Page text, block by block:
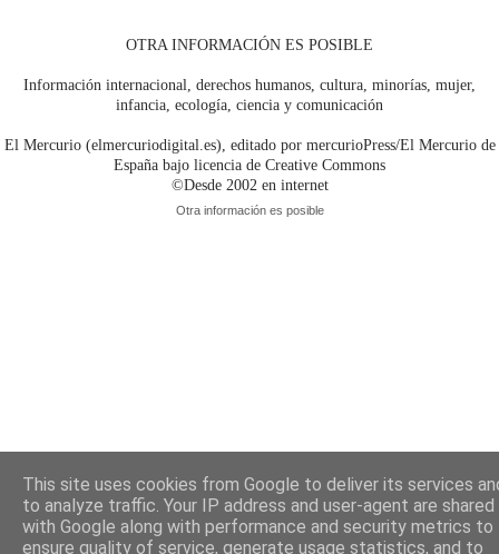
OTRA INFORMACIÓN ES POSIBLE
Información internacional, derechos humanos, cultura, minorías, mujer,
infancia, ecología, ciencia y comunicación
El Mercurio (elmercuriodigital.es), editado por mercurioPress/El Mercurio de
España bajo licencia de Creative Commons
©Desde 2002 en internet
Otra información es posible
This site uses cookies from Google to deliver its services
to analyze traffic. Your IP address and user-agent are shared
with Google along with performance and security metrics to
ensure quality of service, generate usage statistics, and to